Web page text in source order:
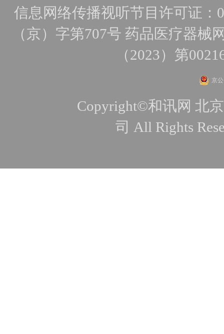
信息网络传播视听节目许可证：
（京）字第707号 药品医疗器械
（2023）第
京
Copyright©和讯网 北
司 All Rights